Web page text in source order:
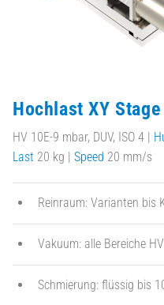
Hochlast XY Stage
HV 10E-9 mbar, DUV, ISO 4 |
Last 20 kg | Speed 20 mm/s
Reinraum: Varianten bis
Vakuum: alle Bereiche
Schmierung: flüssig bis